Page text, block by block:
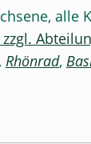
alle
Rhönrad,